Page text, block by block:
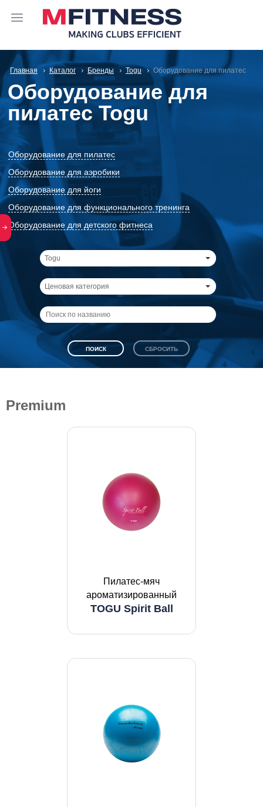
Главная Каталог Бренды Togu Оборудование для пилатес
Оборудование для
пилатес Togu
Оборудование для пилатес
Оборудование для аэробики
Оборудование для йоги
Оборудование для функционального тренинга
Оборудование для детского фитнеса
Togu
Ценовая категория
Premium
Пилатес-мяч
ароматизированный
TOGU Spirit Ball